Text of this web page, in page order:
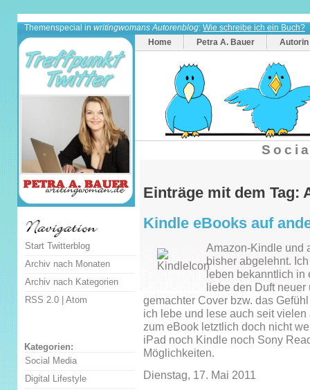
Themenspecial in writingwomans Autorenblog: Wie schreibe ich ein Buch?
Home
Petra A. Bauer Autorin
Einträge mit dem Tag:
Kindle eBooks auf
Amazon-Kindle und
bisher abgelehnt.
leben bekanntlich in
liebe den Duft
gemachter Cover bzw. das
ich lebe und lese auch seit
zum eBook letztlich doch nicht
iPad noch Kindle noch Sony
Möglichkeiten.
Dienstag, 17. Mai 2011
Start Twitterblog
Archiv nach Monaten
Archiv nach Kategorien
RSS 2.0 | Atom
Kategorien:
Social Media
Digital Lifestyle